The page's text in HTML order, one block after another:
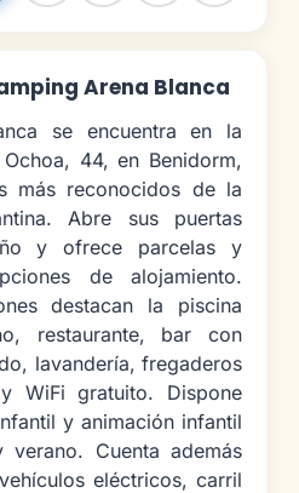
Arena Blanca
se encuentra en la
44, en Benidorm,
más reconocidos de la
Abre sus puertas
y ofrece parcelas y
de alojamiento.
destacan la piscina
restaurante, bar con
lavandería, fregaderos
WiFi gratuito. Dispone
y animación infantil
verano. Cuenta además
eléctricos, carril